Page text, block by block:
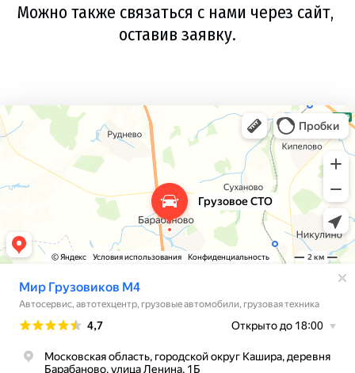
Можно также связаться с нами через сайт,
оставив заявку.